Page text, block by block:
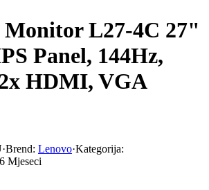
L27-4C 27"
Panel, 144Hz,
HDMI, VGA
·Brend: Lenovo·Kategorija:
Mjeseci